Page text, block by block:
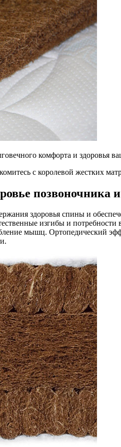
комфорта и здоровья
с королевой жестких
позвоночника
здоровья спины и
изгибы и
мышц. Ортопедический